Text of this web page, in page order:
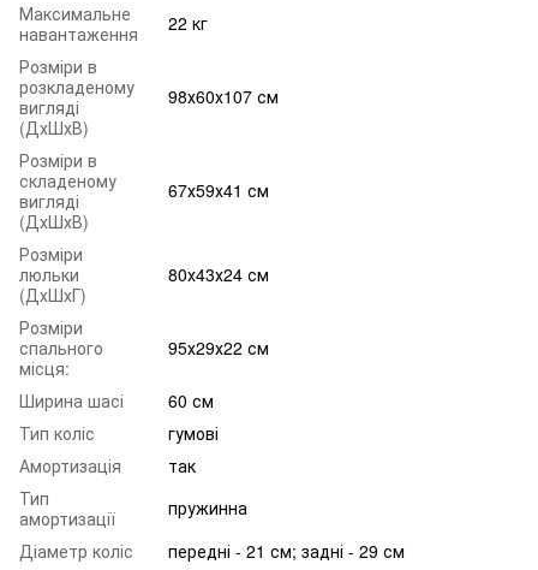
Максимальне
навантаження
22 кг
Розміри в
розкладеному
вигляді
(ДхШхВ)
98х60х107 см
Розміри в
складеному
вигляді
(ДхШхВ)
67х59х41 см
Розміри
люльки
(ДхШхГ)
80х43х24 см
Розміри
спального
місця:
95х29х22 см
Ширина шасі
60 см
Тип коліс
гумові
Амортизація
так
Тип
амортизації
пружинна
Діаметр коліс
передні - 21 см; задні - 29 см